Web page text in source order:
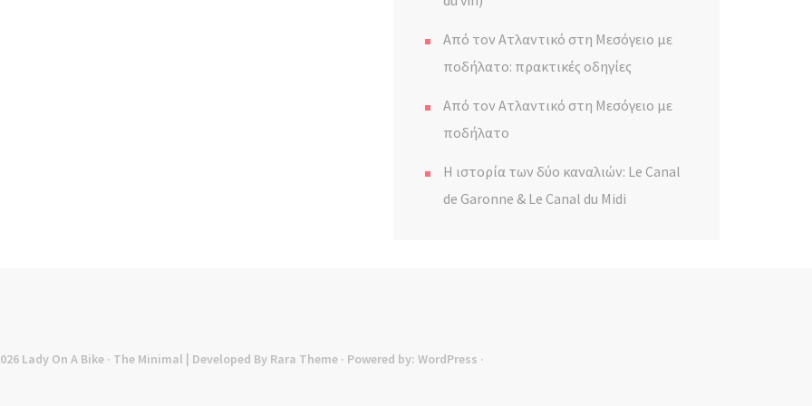
Από τον Ατλαντικό στη Μεσόγειο με
ποδήλατο: πρακτικές οδηγίες
Από τον Ατλαντικό στη Μεσόγειο με
ποδήλατο
Η ιστορία των δύο καναλιών: Le Canal
de Garonne & Le Canal du Midi
Lady On A Bike · The Minimal | Developed By Rara Theme · Powered by: WordPress ·